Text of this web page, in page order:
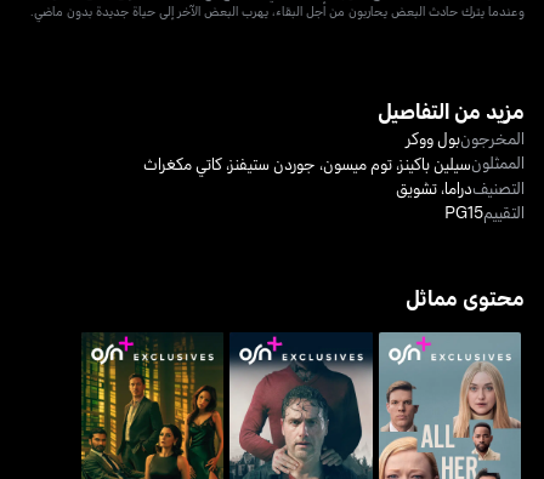
وعندما يترك حادث البعض يحاربون من أجل البقاء، يهرب البعض الآخر إلى حياة جديدة بدون ماضي.
مزيد من التفاصيل
المخرجونبول ووكر
الممثلونسيلين باكينز،توم ميسون، جوردن ستيفنز،كاتي مكغراث
التصنيفدراما،تشويق
التقييمPG15
محتوى مماثل
أول هير فولت كولدووتر ذا كابل نكست دور